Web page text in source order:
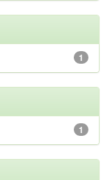
1
1